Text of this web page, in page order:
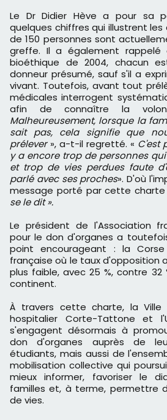
Le Dr Didier Hève a pour sa
quelques chiffres qui illustrent les
de 150 personnes sont
greffe. Il a également rappelé
bioéthique de 2004, chacun
donneur présumé, sauf s'il a
vivant. Toutefois, avant tout
médicales interrogent
afin de connaître la
Malheureusement, lorsque la
sait pas, cela signifie que
prélever», a-t-il regretté. « C'est
y a encore trop de personnes
et trop de vies perdues faute
parlé avec ses proches». D'où
message porté par cette charte
se le dit ».
Le président de l'Association
pour le don d'organes a
point encourageant : la
française où le taux d'opposition
plus faible, avec 25 %, contre 32
continent.
À travers cette charte, la
hospitalier Corte-Tattone et
s'engagent désormais à
don d'organes auprès de
étudiants, mais aussi de
mobilisation collective qui
mieux informer, favoriser le
familles et, à terme, permettre
de vies.